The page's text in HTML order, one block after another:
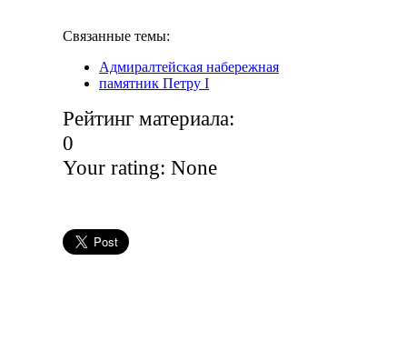
Связанные темы:
Адмиралтейская набережная
памятник Петру I
Рейтинг материала:
0
Your rating: None